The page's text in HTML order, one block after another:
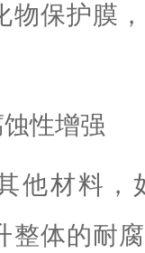
物保护膜
性增强
他材料，
整体的耐